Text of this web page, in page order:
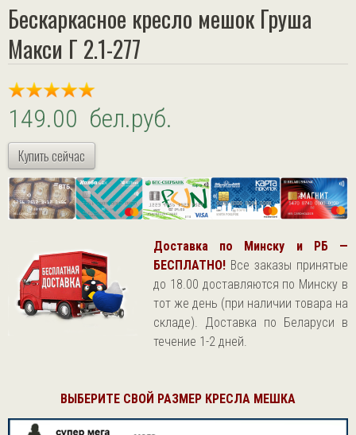
Бескаркасное кресло мешок Груша
Макси Г 2.1-277
149.00 бел.руб.
Купить сейчас
Доставка по Минску и РБ —
БЕСПЛАТНО! Все заказы принятые
до 18.00 доставляются по Минску в
тот же день (при наличии товара на
складе). Доставка по Беларуси в
течение 1-2 дней.
ВЫБЕРИТЕ СВОЙ РАЗМЕР КРЕСЛА МЕШКА